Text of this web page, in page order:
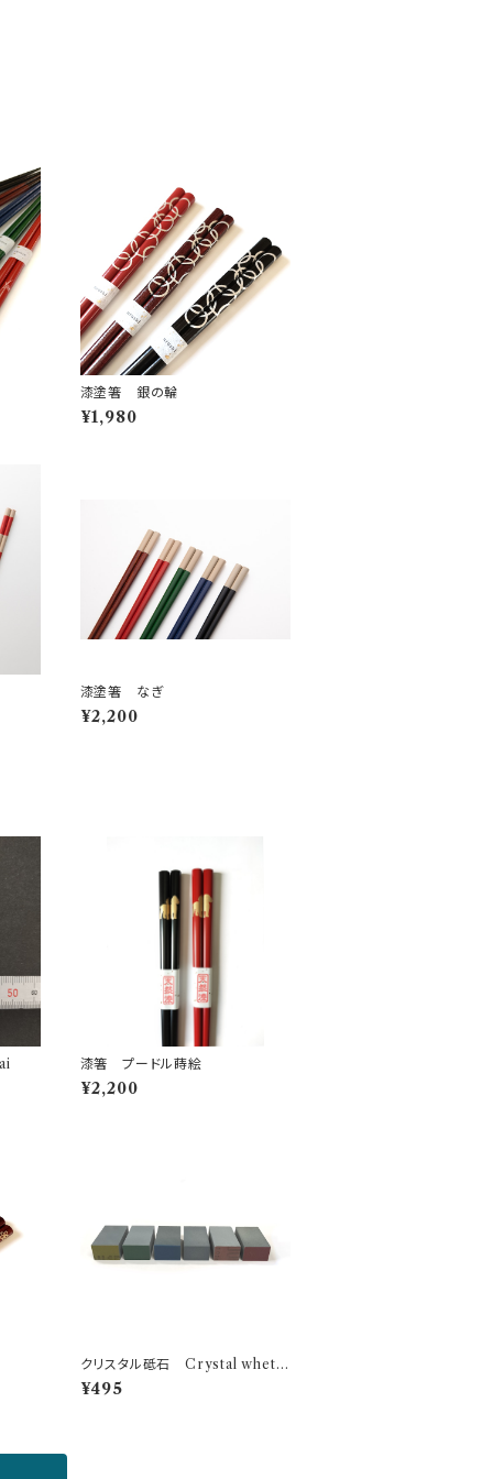
漆塗箸 銀の輪
¥1,980
漆塗箸 なぎ
¥2,200
漆箸 プードル蒔絵
¥2,200
クリスタル砥石 Crystal whetst
one
¥495